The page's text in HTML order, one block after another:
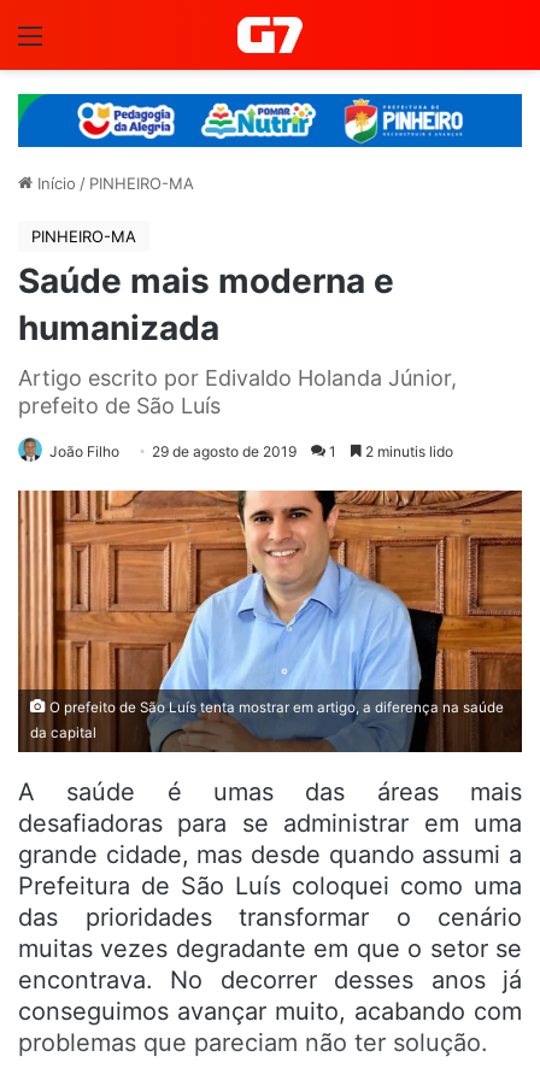
Início / PINHEIRO-MA
PINHEIRO-MA
Saúde mais moderna e
humanizada
Artigo escrito por Edivaldo Holanda Júnior,
prefeito de São Luís
João Filho 29 de agosto de 2019 1 2 minutis lido
O prefeito de São Luís tenta mostrar em artigo, a diferença na saúde
da capital
A saúde é umas das áreas mais
desafiadoras para se administrar em uma
grande cidade, mas desde quando assumi a
Prefeitura de São Luís coloquei como uma
das prioridades transformar o cenário
muitas vezes degradante em que o setor se
encontrava. No decorrer desses anos já
conseguimos avançar muito, acabando com
problemas que pareciam não ter solução.